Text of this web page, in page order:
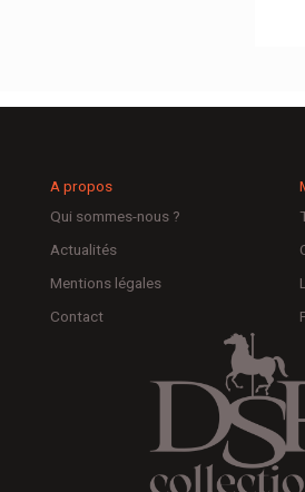
A propos
Qui sommes-nous ?
Actualités
Mentions légales
Contact